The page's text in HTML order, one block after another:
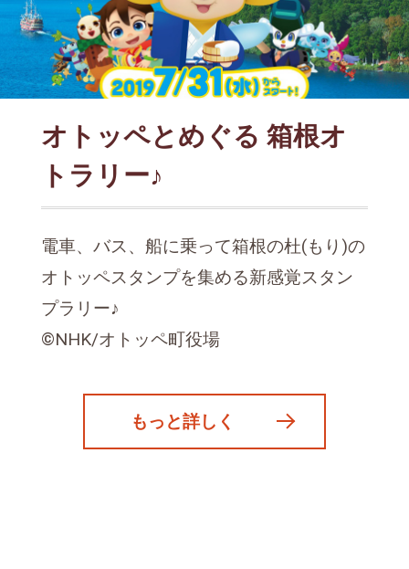
オトッペとめぐる 箱根オ
トラリー♪
電車、バス、船に乗って箱根の杜(もり)の
オトッペスタンプを集める新感覚スタン
プラリー♪
©️NHK/オトッペ町役場
もっと詳しく